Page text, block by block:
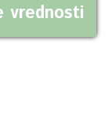
vrednosti